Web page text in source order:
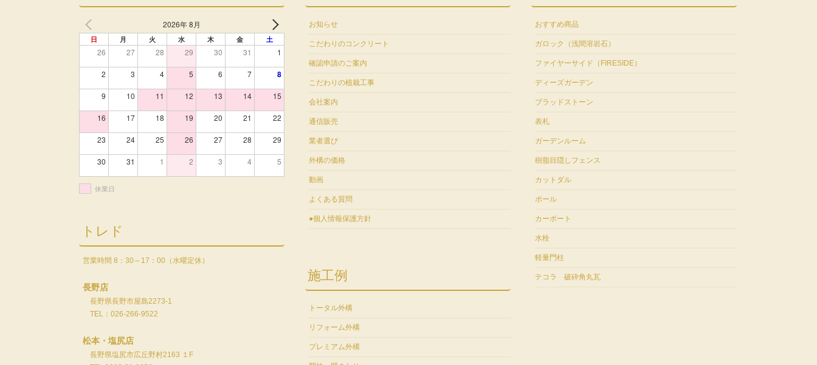
2026年 8月
日 月 火 水 木 金 土
26 27 28 29 30 31 1
2 3 4 5 6 7 8
9 10 11 12 13 14 15
16 17 18 19 20 21 22
23 24 25 26 27 28 29
30 31 1 2 3 4 5
休業日
トレド
営業時間 8：30～17：00（水曜定休）
長野店
長野県長野市屋島2273-1
TEL：026-266-9522
松本・塩尻店
長野県塩尻市広丘野村2163 １F
お知らせ
こだわりのコンクリート
確認申請のご案内
こだわりの植栽工事
会社案内
通信販売
業者選び
外構の価格
動画
よくある質問
●個人情報保護方針
施工例
トータル外構
リフォーム外構
プレミアム外構
おすすめ商品
ガロック（浅間溶岩石）
ファイヤーサイド（FIRESIDE）
ディーズガーデン
ブラッドストーン
表札
ガーデンルーム
樹脂目隠しフェンス
カットダル
ポール
カーポート
水栓
軽量門柱
テコラ 破砕角丸瓦